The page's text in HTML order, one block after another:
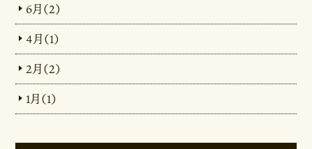
6月（2）
4月（1）
2月（2）
1月（1）